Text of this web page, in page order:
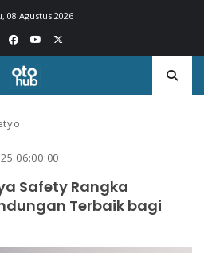
08 Agustus 2026
06:00:00
Safety Rangka
Terbaik bagi